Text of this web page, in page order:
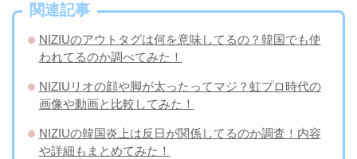
関連記事
NIZIUのアウトタグは何を意味してるの？韓国でも使
われてるのか調べてみた！
NIZIUリオの顔や脚が太ったってマジ？虹プロ時代の
画像や動画と比較してみた！
NIZIUの韓国炎上は反日が関係してるのか調査！内容
や詳細もまとめてみた！